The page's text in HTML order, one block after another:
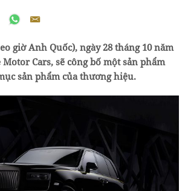
giờ Anh Quốc), ngày 28 tháng 10 năm
Motor Cars, sẽ công bố một sản phẩm
sản phẩm của thương hiệu.